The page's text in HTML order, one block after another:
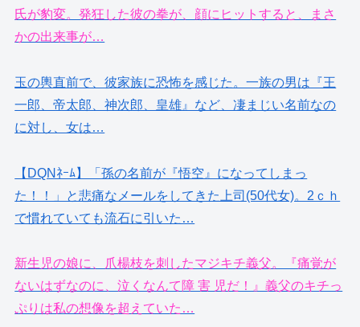
氏が豹変。発狂した彼の拳が、顔にヒットすると、まさ
かの出来事が…
玉の輿直前で、彼家族に恐怖を感じた。一族の男は『王
一郎、帝太郎、神次郎、皇雄』など、凄まじい名前なの
に対し、女は…
【DQNﾈｰﾑ】「孫の名前が『悟空』になってしまっ
た！！」と悲痛なメールをしてきた上司(50代女)。2ｃｈ
で慣れていても流石に引いた…
新生児の娘に、爪楊枝を刺したマジキチ義父。『痛覚が
ないはずなのに、泣くなんて障 害 児だ！』義父のキチっ
ぷりは私の想像を超えていた…